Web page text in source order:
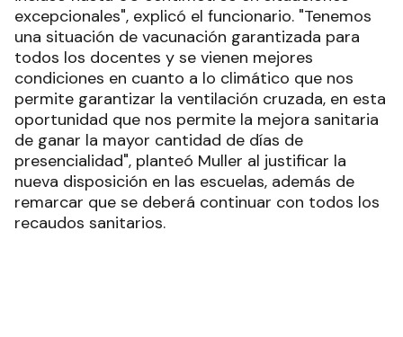
cada alumno, pero podemos flexibilizar eso
incluso hasta 50 centímetros en situaciones
excepcionales", explicó el funcionario. "Tenemos
una situación de vacunación garantizada para
todos los docentes y se vienen mejores
condiciones en cuanto a lo climático que nos
permite garantizar la ventilación cruzada, en esta
oportunidad que nos permite la mejora sanitaria
de ganar la mayor cantidad de días de
presencialidad", planteó Muller al justificar la
nueva disposición en las escuelas, además de